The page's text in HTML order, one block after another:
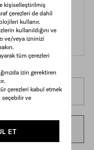
kişiselleştirilmiş
çerezleri de dahil
kullanır.
kullanıldığını ve
ve/veya izninizi
tüm çerezleri
izin gerektiren
çerezleri kabul etmek
seçebilir ve
ET